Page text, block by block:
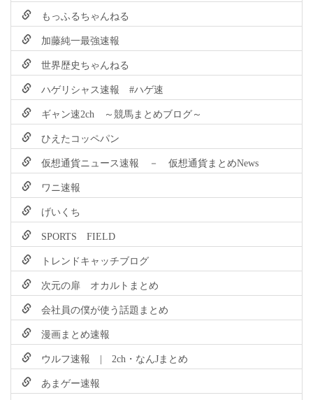
もっふるちゃんねる
加藤純一最強速報
世界歴史ちゃんねる
ハゲリシャス速報 #ハゲ速
ギャン速2ch ～競馬まとめブログ～
ひえたコッペパン
仮想通貨ニュース速報 － 仮想通貨まとめNews
ワニ速報
げいくち
SPORTS FIELD
トレンドキャッチブログ
次元の扉 オカルトまとめ
会社員の僕が使う話題まとめ
漫画まとめ速報
ウルフ速報 | 2ch・なんJまとめ
あまゲー速報